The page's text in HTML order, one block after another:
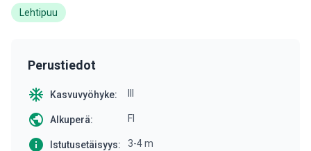
Lehtipuu
Perustiedot
ac_unit Kasvuvyöhyke:
public Alkuperä: FI
info Istutusetäisyys: 3-4 m